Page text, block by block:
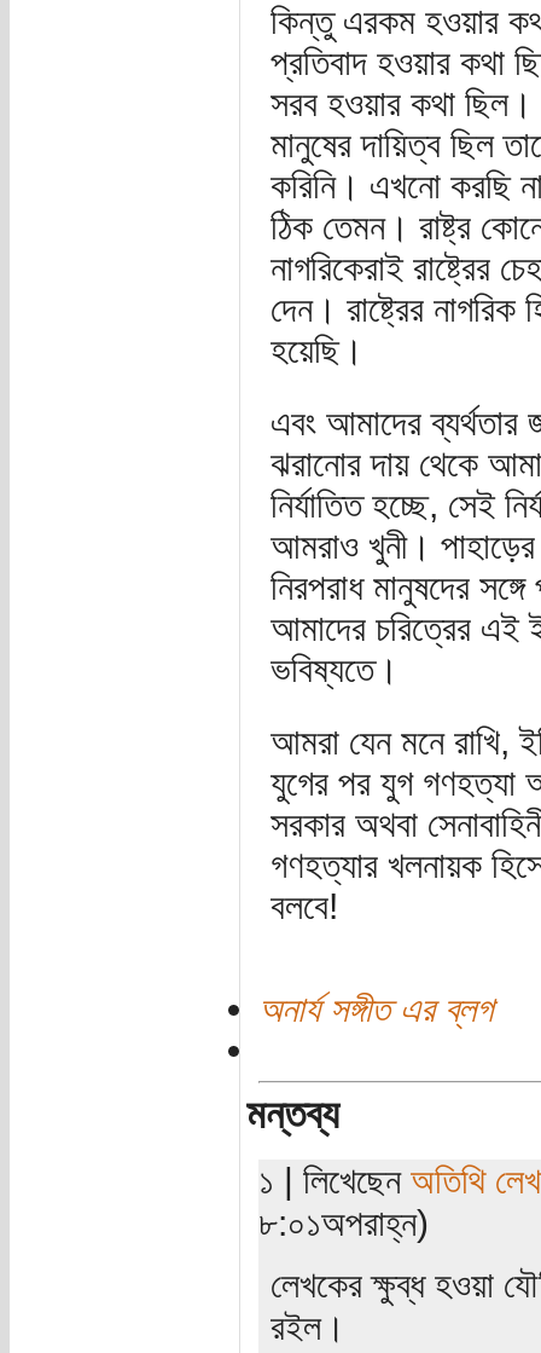
কিন্তু এরকম হওয়ার
প্রতিবাদ হওয়ার কথা
সরব হওয়ার কথা ছিল।
মানুষের দায়িত্ব ছিল
করিনি। এখনো করছি
ঠিক তেমন। রাষ্ট্র
নাগরিকেরাই রাষ্ট্রের
দেন। রাষ্ট্রের
হয়েছি।
এবং আমাদের
ঝরানোর দায় থেকে
নির্যাতিত হচ্ছে, সেই
আমরাও খুনী।
নিরপরাধ মানুষদের
আমাদের চরিত্রের এই
ভবিষ্যতে।
আমরা যেন মনে রাখি,
যুগের পর যুগ গণহত্যা
সরকার অথবা
গণহত্যার খলনায়ক
বলবে!
অনার্য সঙ্গীত এর ব্লগ
মন্তব্য
১ | লিখেছেন অতিথি
৮:০১অপরাহ্ন)
লেখকের ক্ষুব্ধ হওয়া
রইল।